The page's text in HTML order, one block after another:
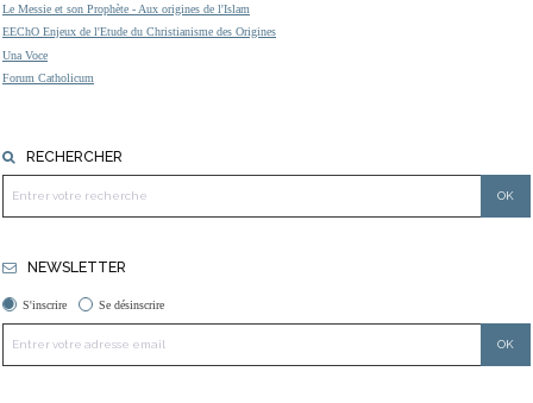
Le Messie et son Prophète - Aux origines de l'Islam
EEChO Enjeux de l'Etude du Christianisme des Origines
Una Voce
Forum Catholicum
RECHERCHER
NEWSLETTER
S'inscrire Se désinscrire